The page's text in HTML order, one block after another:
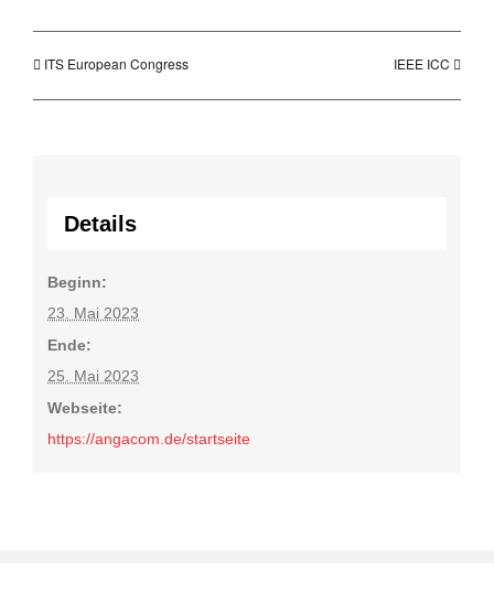
ITS European Congress IEEE ICC
Details
Beginn:
23. Mai 2023
Ende:
25. Mai 2023
Webseite:
https://angacom.de/startseite